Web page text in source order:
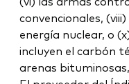
convencionales,
energía nuclear, o
incluyen el carbón
arenas